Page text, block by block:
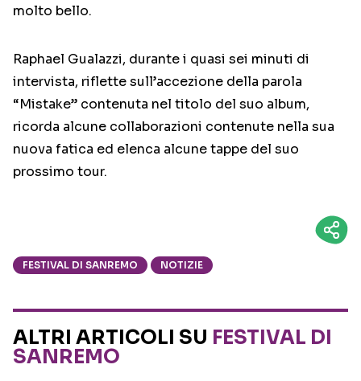
molto bello.
Raphael Gualazzi, durante i quasi sei minuti di
intervista, riflette sull’accezione della parola
“Mistake” contenuta nel titolo del suo album,
ricorda alcune collaborazioni contenute nella sua
nuova fatica ed elenca alcune tappe del suo
prossimo tour.
FESTIVAL DI SANREMO NOTIZIE
ALTRI ARTICOLI SU FESTIVAL DI
SANREMO